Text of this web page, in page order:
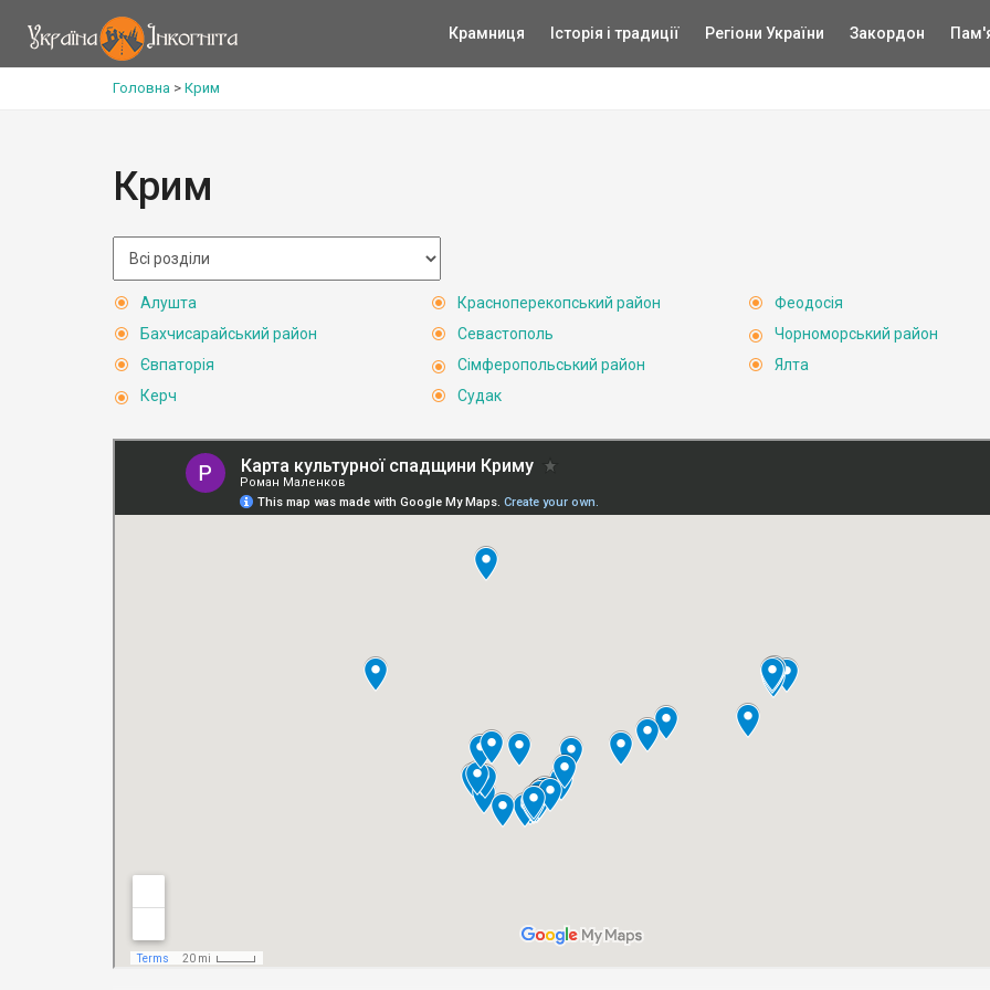
Крамниця Історія і традиції Регіони України Закордон
Головна > Крим
Крим
Алушта
Бахчисарайський район
Євпаторія
Керч
Красноперекопський район
Севастополь
Сімферопольський район
Судак
Феодосія
Чорноморський район
Ялта